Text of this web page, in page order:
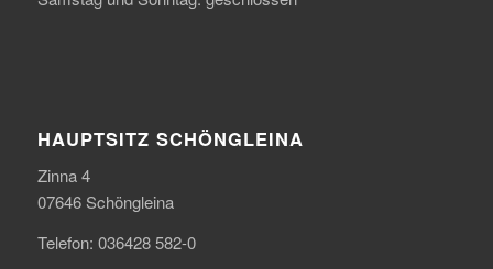
HAUPTSITZ SCHÖNGLEINA
Zinna 4
07646 Schöngleina
Telefon: 036428 582-0